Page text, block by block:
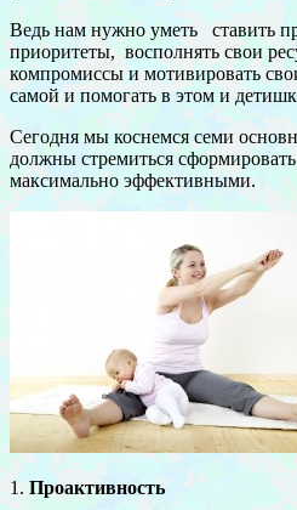
Ведь нам нужно уметь ставить
приоритеты, восполнять свои
компромиссы и мотивировать
самой и помогать в этом и
Сегодня мы коснемся семи
должны стремиться
максимально эффективными.
1. Проактивность